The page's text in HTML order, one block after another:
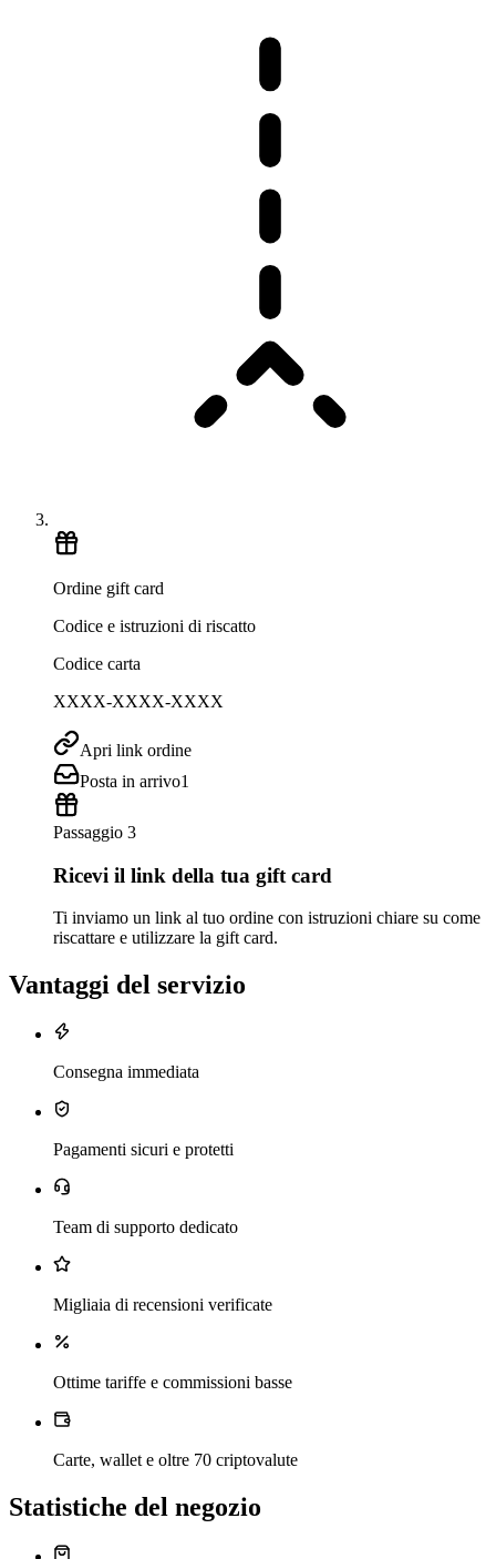
Ordine gift card
Codice e istruzioni di riscatto
Codice carta
XXXX-XXXX-XXXX
Apri link ordine
Posta in arrivo1
Passaggio 3
Ricevi il link della tua gift card
Ti inviamo un link al tuo ordine con istruzioni chiare su come
riscattare e utilizzare la gift card.
Vantaggi del servizio
Consegna immediata
Pagamenti sicuri e protetti
Team di supporto dedicato
Migliaia di recensioni verificate
Ottime tariffe e commissioni basse
Carte, wallet e oltre 70 criptovalute
Statistiche del negozio